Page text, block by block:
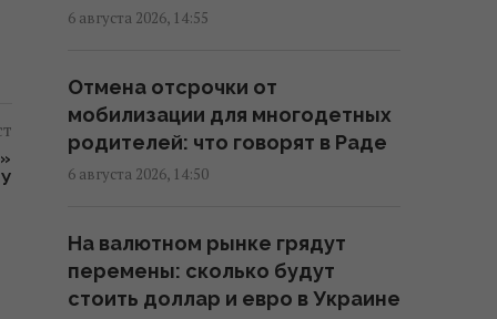
новых схемах торговли людьми
12:52 четверг, 06 августа 2026
млн грн: в НАБУ раскрыли
детали
12:35 четверг, 06 августа 2026
6 августа 2026, 14:55
Отмена отсрочки от
мобилизации для многодетных
родителей: что говорят в Раде
6 августа 2026, 14:50
На валютном рынке грядут
перемены: сколько будут
стоить доллар и евро в Украине